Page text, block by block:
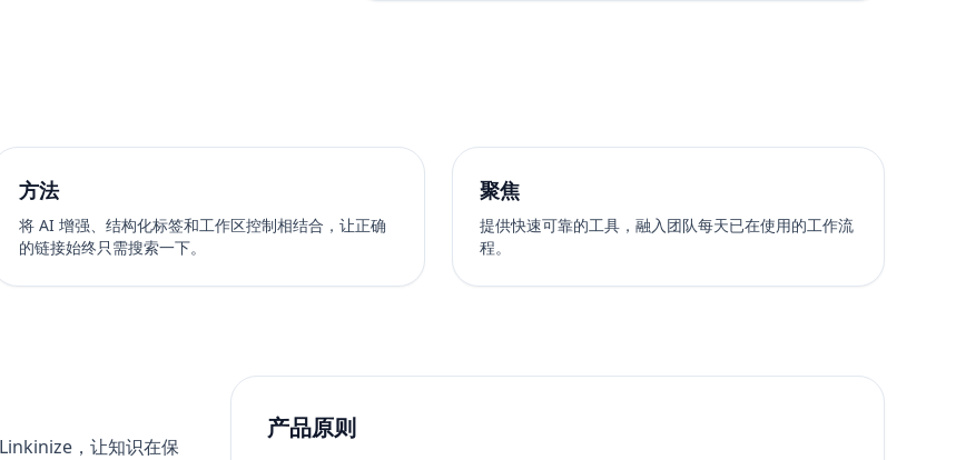
方法
将 AI 增强、结构化标签和工作区控制相结合，让正确
的链接始终只需搜索一下。
聚焦
提供快速可靠的工具，融入团队每天已在使用的工作流
程。
，让知识在保
产品原则